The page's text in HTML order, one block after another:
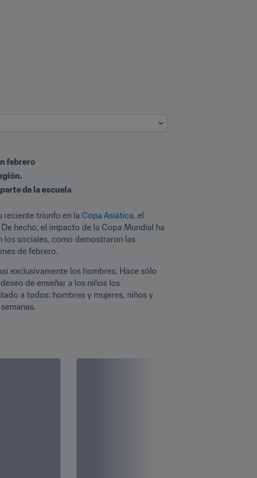
febrero
de la escuela
reciente triunfo en la Copa Asiática, el
hecho, el impacto de la Copa Mundial ha
sociales, como demostraron las
de febrero.
exclusivamente los hombres. Hace sólo
de enseñar a los niños los
a todos: hombres y mujeres, niños y